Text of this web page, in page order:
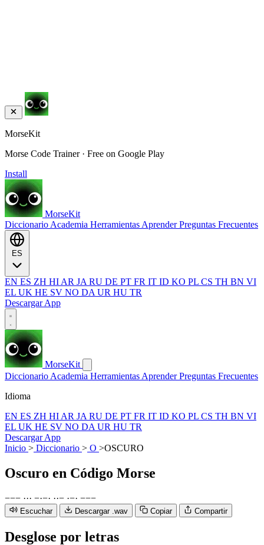
MorseKit
Morse Code Trainer · Free on Google Play
Install
MorseKit
Diccionario Academia Herramientas AprenderPreguntas Frecuentes
EN ES ZH HI AR JA RU DE PT FR IT ID KO PL CS TH BN VI
EL UK HE SV NO DA UR HU TR
Descargar App
MorseKit
Diccionario Academia Herramientas AprenderPreguntas Frecuentes
Idioma
EN ES ZH HI AR JA RU DE PT FR IT ID KO PL CS TH BN VI
EL UK HE SV NO DA UR HU TR
Descargar App
Inicio > Diccionario > O >OSCURO
Oscuro en Código Morse
−−− ··· −·−· ··− ·−· −−−
Escuchar Descargar .wav Copiar Compartir
Desglose por letras